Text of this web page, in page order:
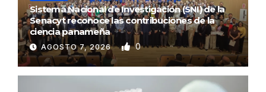
Sistema Nacional de Investigación (SNI) de la
Senacyt reconoce las contribuciones de la
ciencia panameña
AGOSTO 7, 2026 0